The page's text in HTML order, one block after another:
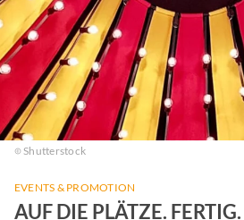
Shutterstock
EVENTS & PROMOTION
AUF DIE PLÄTZE.